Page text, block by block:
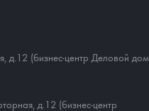
д.12 (бизнес-центр Деловой дом
д.12 (бизнес-центр